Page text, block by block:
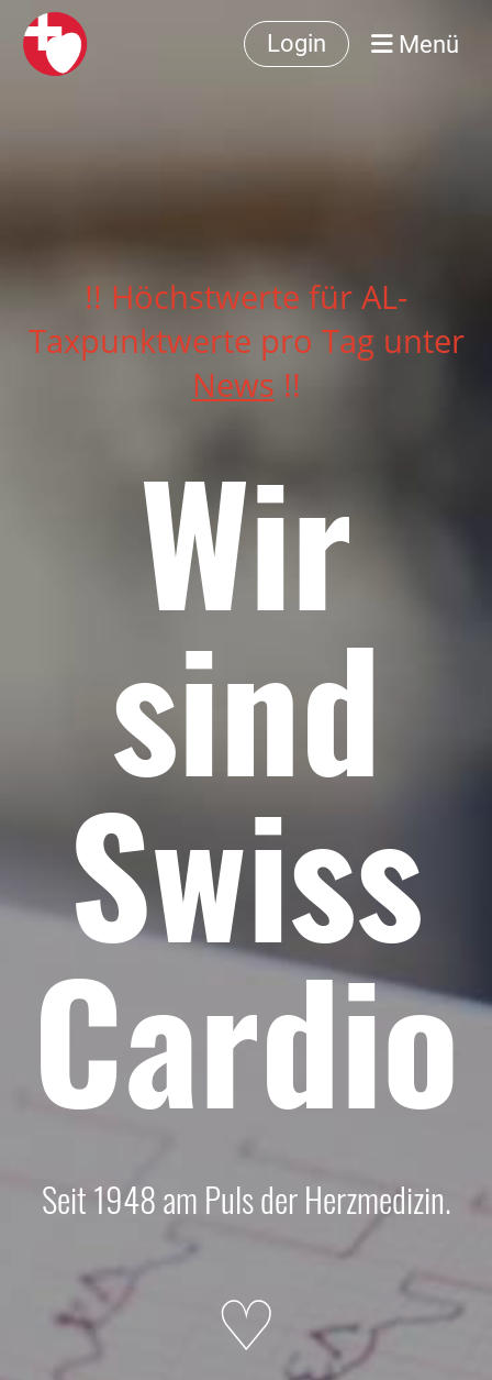
Login Menü
!! Höchstwerte für AL-
Taxpunktwerte pro Tag unter
News !!
Wir
sind
Swiss
Cardio
Seit 1948 am Puls der Herzmedizin.
♡